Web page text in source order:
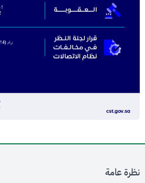
نظرة عامة